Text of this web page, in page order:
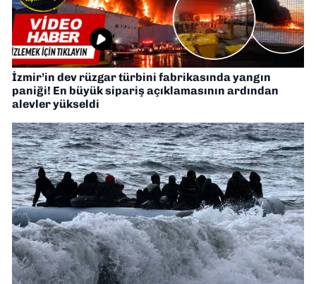
İzmir’in dev rüzgar türbini fabrikasında yangın
paniği! En büyük sipariş açıklamasının ardından
alevler yükseldi